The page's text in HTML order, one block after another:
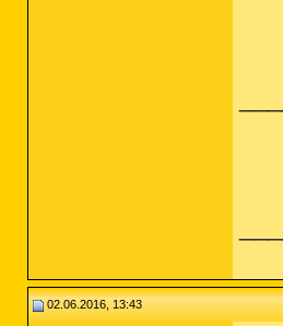
02.06.2016, 13:43